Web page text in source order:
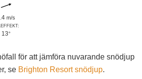
m/s
13°
för att jämföra nuvarande snödjup
se Brighton Resort snödjup.